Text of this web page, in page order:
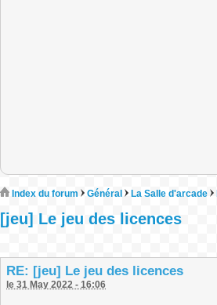
Index du forum Général La Salle d'arcade
[jeu] Le jeu des licences
RE: [jeu] Le jeu des licences
le 31 May 2022 - 16:06